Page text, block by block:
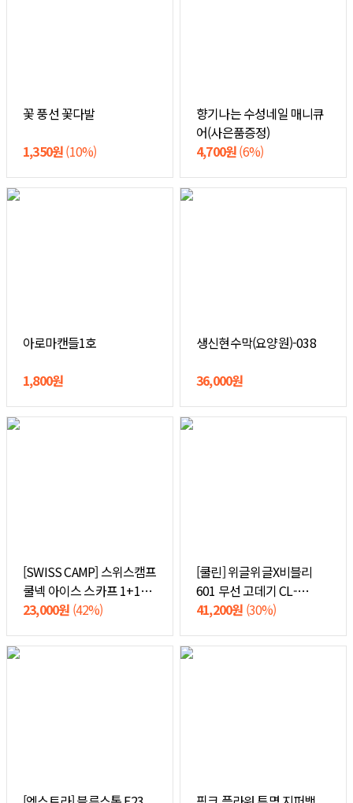
꽃 풍선 꽃다발
1,350원(10%)
향기나는 수성네일 매니큐
어(사은품증정)
4,700원(6%)
아로마캔들1호
1,800원
생신현수막(요양원)-038
36,000원
[SWISS CAMP] 스위스캠프
쿨넥 아이스 스카프 1+1
(스카이블루+쿨레드)
23,000원 (42%)
[쿨린] 위글위글X비블리
601 무선 고데기 CL-
601(꿀벌)
41,200원 (30%)